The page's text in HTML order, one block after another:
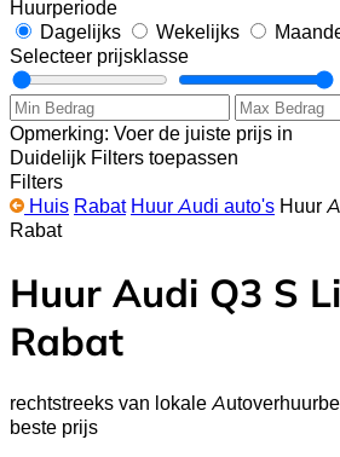
Huurperiode
Dagelijks
Wekelijks
Selecteer prijsklasse
Opmerking: Voer de juiste prijs in
Duidelijk Filters toepassen
Filters
Huis Rabat Huur Audi auto's Huur
Rabat
Huur Audi Q3 S
Rabat
rechtstreeks van lokale
beste prijs